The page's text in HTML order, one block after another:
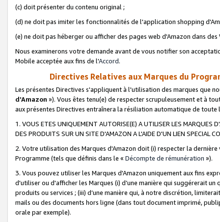
(c) doit présenter du contenu original ;
(d) ne doit pas imiter les fonctionnalités de l'application shopping
(e) ne doit pas héberger ou afficher des pages web d'Amazon dans
Nous examinerons votre demande avant de vous notifier son
Mobile acceptée aux fins de l'Accord.
Directives Relatives aux Marques du
Les présentes Directives s'appliquent à l'utilisation des marques que
d'Amazon »). Vous êtes tenu(e) de respecter scrupuleusement et à
aux présentes Directives entraînera la résiliation automatique de
1. VOUS ETES UNIQUEMENT AUTORISE(E) A UTILISER LES MARQUES
DES PRODUITS SUR UN SITE D'AMAZON A L'AIDE D'UN LIEN SPECIAL
2. Votre utilisation des Marques d'Amazon doit (i) respecter la
Programme (tels que définis dans le « Décompte de rémunération »).
3. Vous pouvez utiliser les Marques d'Amazon uniquement aux fins
d'utiliser ou d'afficher les Marques (i) d’une manière qui suggérerait
produits ou services ; (iii) d’une manière qui, à notre discrétion,
mails ou des documents hors ligne (dans tout document imprimé,
orale par exemple).